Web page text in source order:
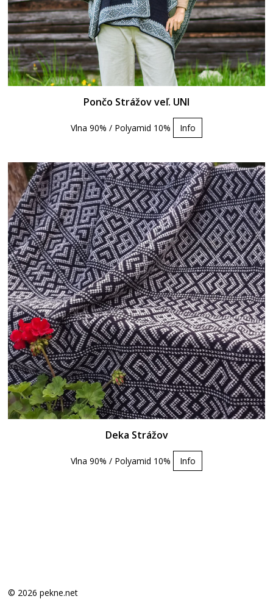
Pončo Strážov veľ. UNI
Vlna 90% / Polyamid 10% Info
Deka Strážov
Vlna 90% / Polyamid 10% Info
© 2026 pekne.net